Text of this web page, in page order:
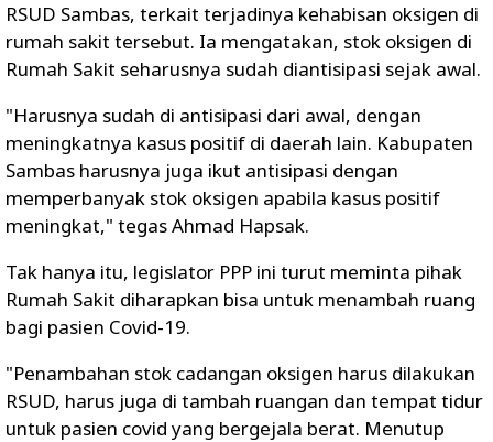
RSUD Sambas, terkait terjadinya kehabisan oksigen di
rumah sakit tersebut. Ia mengatakan, stok oksigen di
Rumah Sakit seharusnya sudah diantisipasi sejak awal.
"Harusnya sudah di antisipasi dari awal, dengan
meningkatnya kasus positif di daerah lain. Kabupaten
Sambas harusnya juga ikut antisipasi dengan
memperbanyak stok oksigen apabila kasus positif
meningkat," tegas Ahmad Hapsak.
Tak hanya itu, legislator PPP ini turut meminta pihak
Rumah Sakit diharapkan bisa untuk menambah ruang
bagi pasien Covid-19.
"Penambahan stok cadangan oksigen harus dilakukan
RSUD, harus juga di tambah ruangan dan tempat tidur
untuk pasien covid yang bergejala berat. Menutup